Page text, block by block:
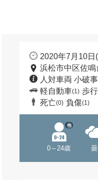
2020年7月10日
浜松市中区佐
人対車両 小破
軽自動車(1) 歩
死亡(0) 負傷(1)
0～24歳
他
曇